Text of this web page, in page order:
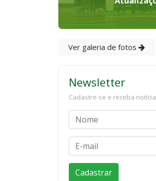
Ver galeria de fotos
Newsletter
Cadastre-se e receba